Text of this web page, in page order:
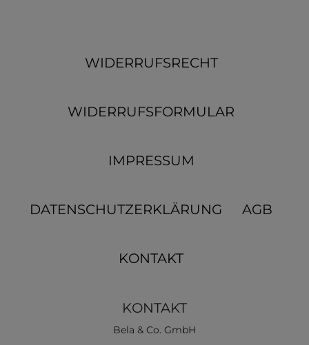
WIDERRUFSRECHT
WIDERRUFSFORMULAR
IMPRESSUM
DATENSCHUTZERKLÄRUNG AGB
KONTAKT
KONTAKT
Bela & Co. GmbH